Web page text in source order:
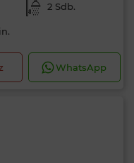
2 Sdb.
WhatsApp